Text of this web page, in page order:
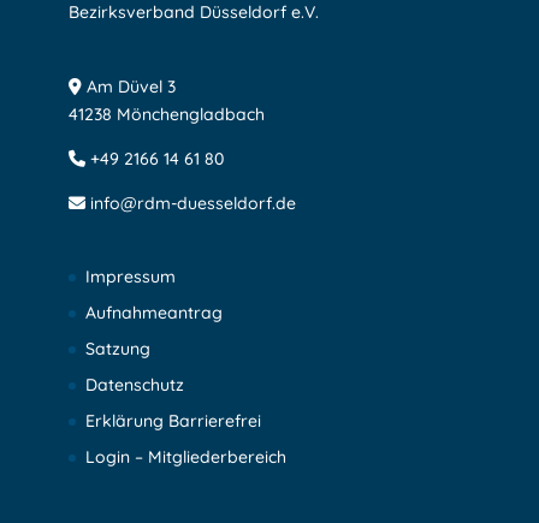
Bezirksverband Düsseldorf e.V.
Am Düvel 3
41238 Mönchengladbach
+49 2166 14 61 80
info@rdm-duesseldorf.de
Impressum
Aufnahmeantrag
Satzung
Datenschutz
Erklärung Barrierefrei
Login – Mitgliederbereich